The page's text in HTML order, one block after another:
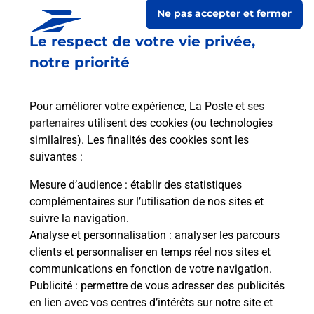
Le respect de votre vie privée,
notre priorité
Pour améliorer votre expérience, La Poste et ses
partenaires utilisent des cookies (ou technologies
similaires). Les finalités des cookies sont les
suivantes :
Mesure d’audience : établir des statistiques
complémentaires sur l’utilisation de nos sites et
suivre la navigation.
Analyse et personnalisation : analyser les parcours
clients et personnaliser en temps réel nos sites et
communications en fonction de votre navigation.
Publicité : permettre de vous adresser des publicités
en lien avec vos centres d’intérêts sur notre site et
Ne pas accepter et fermer
Collecte du courrier aujourd'hui à 09h30
Place De La Liberte
32310 Bezolles
Itinéraire
Le lien s'ouvre dans un nouvel onglet